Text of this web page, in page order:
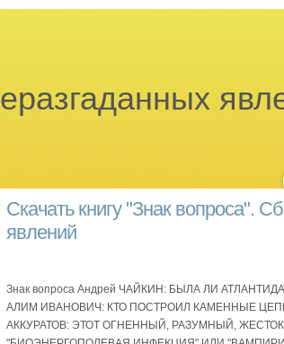
Скачать книгу "Знак вопроса".
явлений
Знак вопроса Андрей ЧАЙКИН: БЫЛА ЛИ
АЛИМ ИВАНОВИЧ: КТО ПОСТРОИЛ КАМЕННЫЕ ЦЕПИ
АККУРАТОВ: ЭТОТ ОГНЕННЫЙ, РАЗУМНЫЙ,